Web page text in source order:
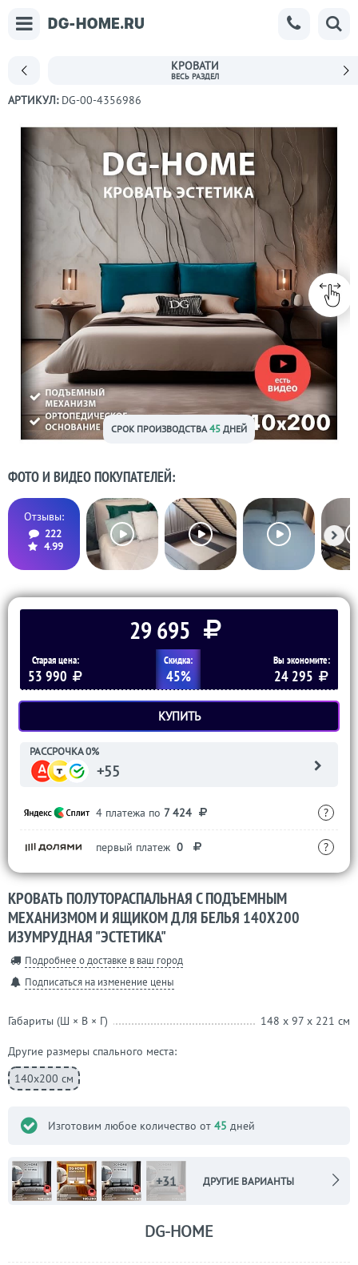
КРОВАТИ
АРТИКУЛ: DG-00-4356986
СРОК ПРОИЗВОДСТВА45 ДНЕЙ
ФОТО И ВИДЕО ПОКУПАТЕЛЕЙ:
Отзывы:
222
4.99
29 695
Старая цена:
53 990
Скидка:
45%
Вы экономите:
24 295
КУПИТЬ
РАССРОЧКА 0%
+55
4 платежа по 7 424 ?
первый платеж 0 ?
КРОВАТЬ ПОЛУТОРАСПАЛЬНАЯ С ПОДЪЕМНЫМ
МЕХАНИЗМОМ И ЯЩИКОМ ДЛЯ БЕЛЬЯ 140Х200
ИЗУМРУДНАЯ "ЭСТЕТИКА"
Подробнее о доставке в ваш город
Подписаться на изменение цены
Габариты (Ш × В × Г) 148 x 97 x 221 см
Другие размеры спального места:
140х200 см
Изготовим любое количество от 45 дней
+31 ДРУГИЕ ВАРИАНТЫ
DG-HOME